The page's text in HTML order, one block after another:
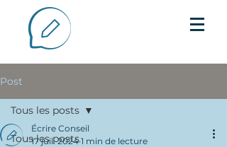
Post
Tous les posts
Tous les posts
Écrire Conseil
17 juil. 2024 1 min de lecture